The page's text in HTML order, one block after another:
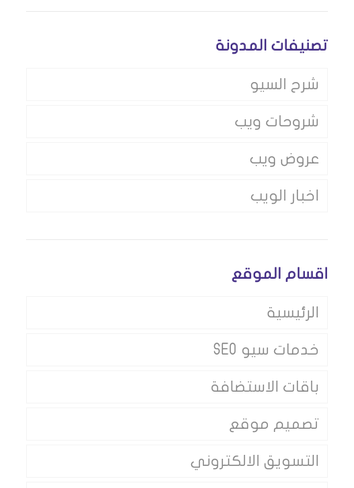
تصنيفات المدونة
شرح السيو
شروحات ويب
عروض ويب
اخبار الويب
اقسام الموقع
الرئيسية
خدمات سيو SEO
باقات الاستضافة
تصميم موقع
التسويق الالكتروني